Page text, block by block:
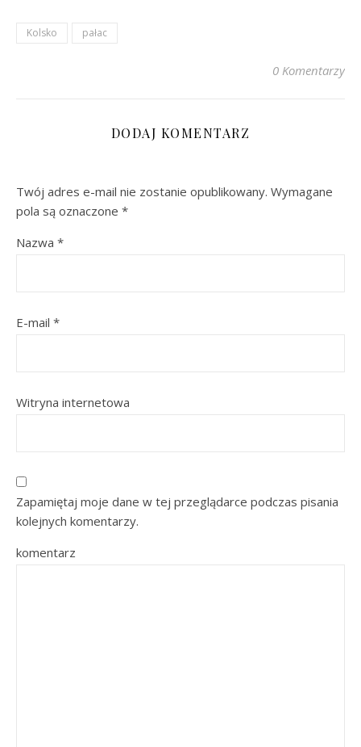
Kolsko pałac
0 Komentarzy
DODAJ KOMENTARZ
Twój adres e-mail nie zostanie opublikowany. Wymagane
pola są oznaczone *
Nazwa *
E-mail *
Witryna internetowa
Zapamiętaj moje dane w tej przeglądarce podczas pisania
kolejnych komentarzy.
komentarz